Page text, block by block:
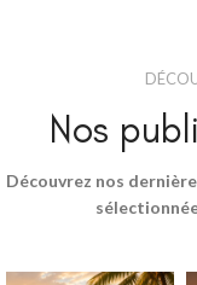
Nos
Découvrez nos